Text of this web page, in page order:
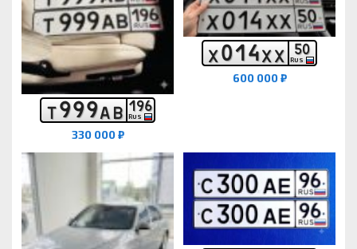
Т999АВ 196
RUS
330 000 ₽
Х014ХХ 50
RUS
600 000 ₽